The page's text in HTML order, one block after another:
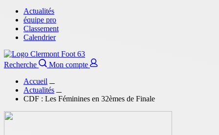
Actualités
équipe pro
Classement
Calendrier
Recherche
Mon compte
Accueil
Actualités
CDF : Les Féminines en 32èmes de Finale